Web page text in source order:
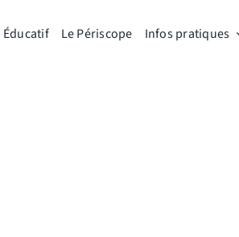
Éducatif Le Périscope Infos pratiques